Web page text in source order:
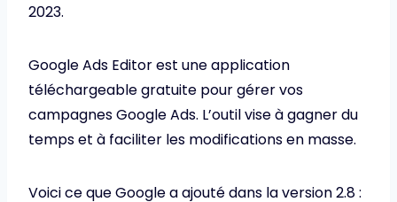
2023.
Google Ads Editor est une application
téléchargeable gratuite pour gérer vos
campagnes Google Ads. L’outil vise à gagner du
temps et à faciliter les modifications en masse.
Voici ce que Google a ajouté dans la version 2.8 :